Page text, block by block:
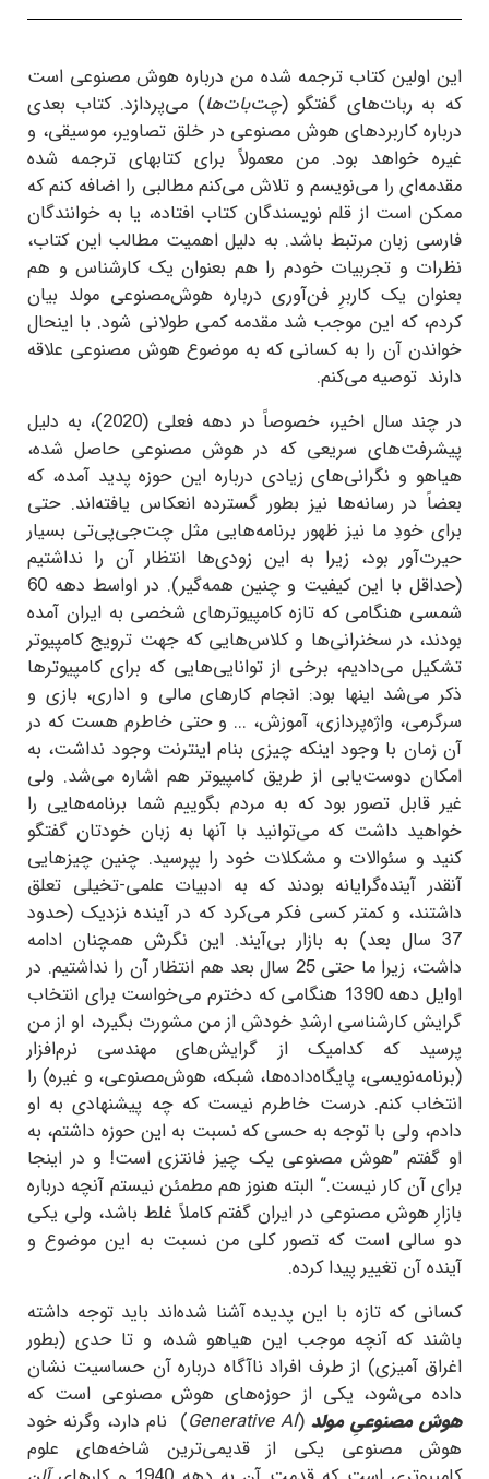
این اولین کتاب ترجمه شده من درباره هوش مصنوعی است
که به ربات‌های گفتگو (چت‌بات‌ها) می‌پردازد. کتاب‌ بعدی
درباره کاربردهای هوش مصنوعی در خلق تصاویر، موسیقی، و
غیره خواهد بود. من معمولاً برای کتابهای ترجمه شده
مقدمه‌ای را می‌نویسم و تلاش می‌کنم مطالبی را اضافه کنم که
ممکن است از قلم نویسند‌گان کتاب افتاده، یا به خوانندگان
فارسی زبان مرتبط باشد. به دلیل اهمیت مطالب این کتاب،
نظرات و تجربیات خودم را هم بعنوان یک کارشناس و هم
بعنوان یک کاربرِ فن‌آوری درباره هوش‌مصنوعی مولد بیان
کردم، که این موجب شد مقدمه کمی طولانی شود. با اینحال
خواندن آن را به کسانی که به موضوع هوش مصنوعی علاقه
دارند توصیه می‌کنم.
در چند سال اخیر، خصوصاً در دهه فعلی (2020)، به دلیل
پیشرفت‌های سریعی که در هوش مصنوعی حاصل شده،
هیاهو و نگرانی‌های زیادی درباره این حوزه پدید آمده، که
بعضاً در رسانه‌ها نیز بطور گسترده انعکاس یافته‌اند. حتی
برای خودِ ما نیز ظهور برنامه‌هایی مثل چت‌جی‌پی‌تی بسیار
حیرت‌آور بود، زیرا به این زودی‌ها انتظار آن را نداشتیم
(حداقل با این کیفیت و چنین همه‌گیر). در اواسط دهه 60
شمسی هنگامی که تازه کامپیوترهای شخصی به ایران آمده
بودند، در سخنرانی‌ها و کلاس‌هایی که جهت ترویج کامپیوتر
تشکیل می‌دادیم، برخی از توانایی‌هایی که برای کامپیوترها
ذکر می‌شد اینها بود: انجام کارهای مالی و اداری، بازی و
سرگرمی، واژه‌پردازی، آموزش، ... و حتی خاطرم هست که در
آن زمان با وجود اینکه چیزی بنام اینترنت وجود نداشت، به
امکان دوست‌یابی از طریق کامپیوتر هم اشاره می‌شد. ولی
غیر قابل تصور بود که به مردم بگوییم شما برنامه‌هایی را
خواهید داشت که می‌توانید با آنها به زبان خودتان گفتگو
کنید و سئوالات و مشکلات خود را بپرسید. چنین چیزهایی
آنقدر آینده‌گرایانه بودند که به ادبیات علمی-تخیلی تعلق
داشتند، و کمتر کسی فکر می‌کرد که در آینده نزدیک (حدود
37 سال بعد) به بازار بی‌آیند. این نگرش همچنان ادامه
داشت، زیرا ما حتی 25 سال بعد هم انتظار آن را نداشتیم. در
اوایل دهه 1390 هنگامی که دخترم می‌خواست برای انتخاب
گرایش کارشناسی ارشدِ خودش از من مشورت بگیرد، او از من
پرسید که کدامیک از گرایش‌های مهندسی نرم‌افزار
(برنامه‌نویسی، پایگاه‌داده‌ها، شبکه، هوش‌مصنوعی، و غیره) را
انتخاب کنم. درست خاطرم نیست که چه پیشنهادی به او
دادم، ولی با توجه به حسی که نسبت به این حوزه داشتم، به
او گفتم ”هوش مصنوعی یک چیز فانتزی است! و در اینجا
برای آن کار نیست.“ البته هنوز هم مطمئن نیستم آنچه درباره
بازارِ هوش مصنوعی در ایران گفتم کاملاً غلط باشد، ولی یکی
دو سالی است که تصور کلی من نسبت به این موضوع و
آینده آن تغییر پیدا کرده.
کسانی که تازه با این پدیده آشنا شده‌اند باید توجه داشته
باشند که آنچه موجب این هیاهو شده، و تا حدی (بطور
اغراق آمیزی) از طرف افراد ناآگاه درباره آن حساسیت نشان
داده می‌شود، یکی از حوزه‌های هوش مصنوعی است که
هوش مصنوعیِ مولد (
Generative AI) نام دارد، وگرنه خود
هوش مصنوعی یکی از قدیمی‌ترین شاخه‌های علوم